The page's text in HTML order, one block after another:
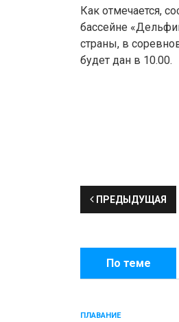
Как отмечается,
бассейне
страны, в
будет дан в 10.00.
ПРЕДЫДУЩАЯ
По теме
ПЛАВАНИЕ